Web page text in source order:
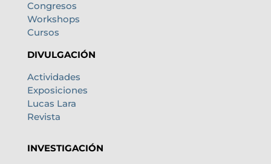
Congresos
Workshops
Cursos
DIVULGACIÓN
Actividades
Exposiciones
Lucas Lara
Revista
INVESTIGACIÓN